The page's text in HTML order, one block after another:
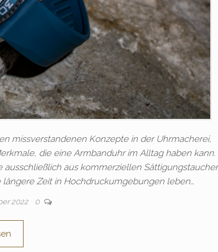
missverstandenen Konzepte in der Uhrmacherei,
die eine Armbanduhr im Alltag haben kann.
aus kommerziellen
Zeit in Hochdruckumgebungen leben…
2022 0